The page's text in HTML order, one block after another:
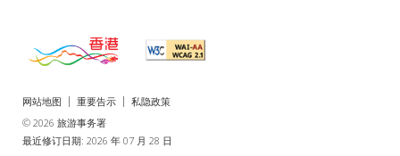
网站地图 重要告示
私隐政策
© 2026 旅游事务署
最近修订日期: 2026 年 07 月 28 日